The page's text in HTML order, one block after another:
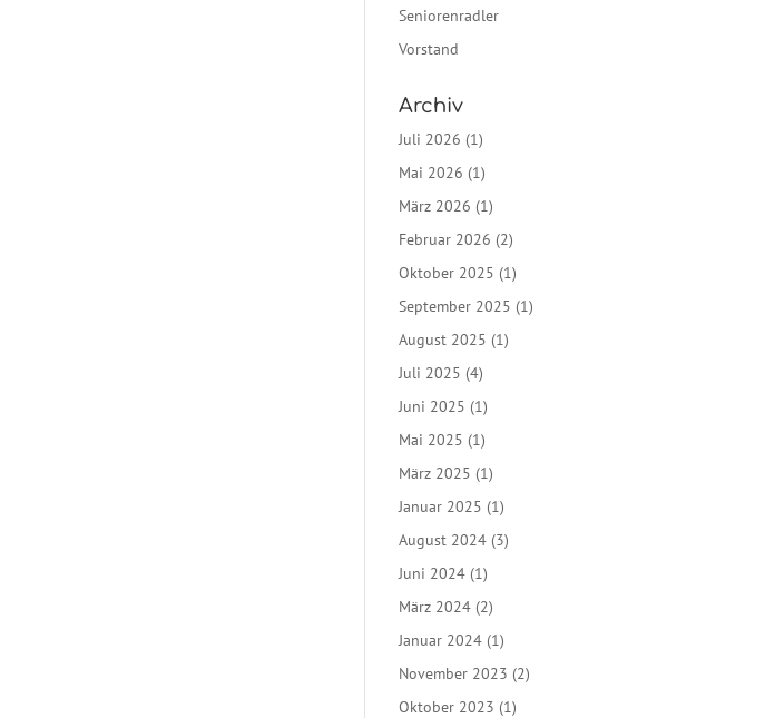
Seniorenradler
Vorstand
Archiv
Juli 2026 (1)
Mai 2026 (1)
März 2026 (1)
Februar 2026 (2)
Oktober 2025 (1)
September 2025 (1)
August 2025 (1)
Juli 2025 (4)
Juni 2025 (1)
Mai 2025 (1)
März 2025 (1)
Januar 2025 (1)
August 2024 (3)
Juni 2024 (1)
März 2024 (2)
Januar 2024 (1)
November 2023 (2)
Oktober 2023 (1)